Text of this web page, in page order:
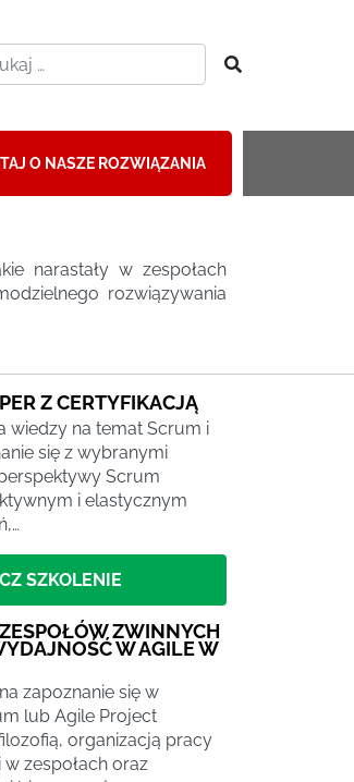
O NASZE ROZWIĄZANIA
narastały w zespołach
rozwiązywania
Z CERTYFIKACJĄ
wiedzy na temat Scrum i
się z wybranymi
Scrum
i elastycznym
SZKOLENIE
ZWINNYCH
W AGILE W
zapoznanie się w
lub Agile Project
organizacją pracy
zespołach oraz